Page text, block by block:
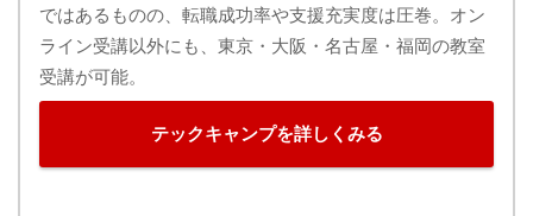
ではあるものの、転職成功率や支援充実度は圧巻。オン
ライン受講以外にも、東京・大阪・名古屋・福岡の教室
受講が可能。
テックキャンプを詳しくみる